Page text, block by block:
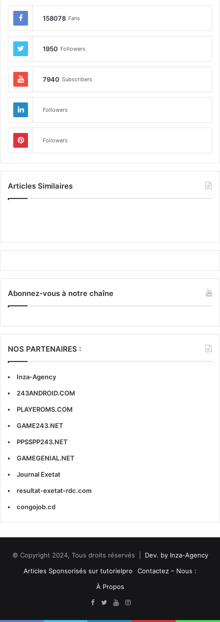
158078 Fans
1950 Followers
7940 Subscribers
Followers
Followers
Articles Similaires
Abonnez-vous à notre chaîne
NOS PARTENAIRES :
Inza-Agency
243ANDROID.COM
PLAYEROMS.COM
GAME243.NET
PPSSPP243.NET
GAMEGENIAL.NET
Journal Exetat
resultat-exetat-rdc.com
congojob.cd
© Copyright 2024, Tous droits réservés | Dev. by Inza-Agency
Articles Sponsorisés sur tutorielpro
Contactez – Nous :
À Propos